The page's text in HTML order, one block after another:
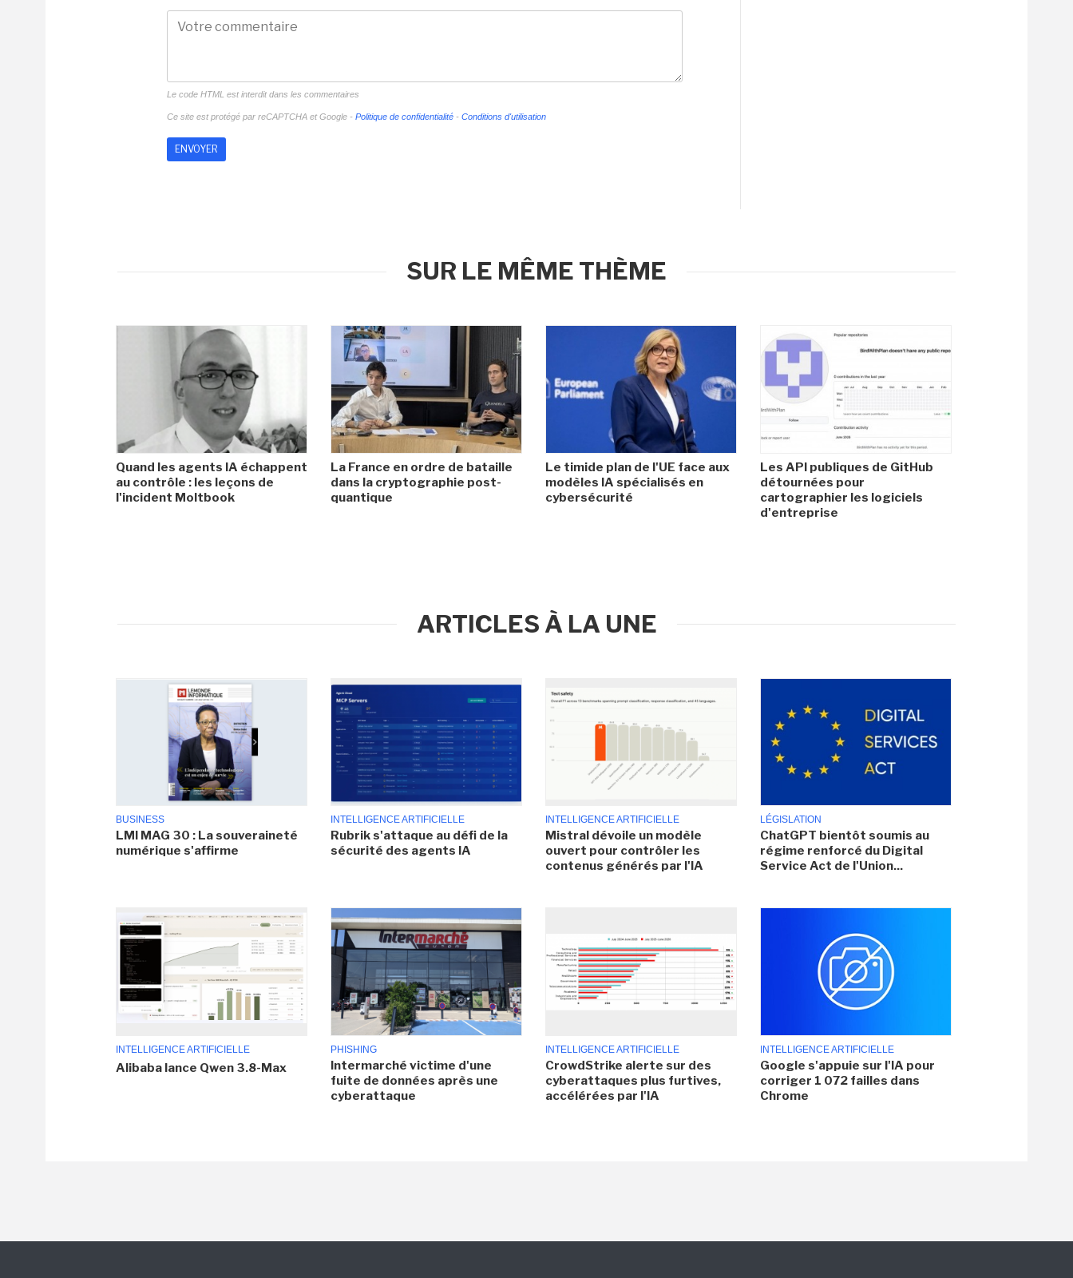
Le code HTML est interdit dans les commentaires
Ce site est protégé par reCAPTCHA et Google - Politique de confidentialité - Conditions d'utilisation
SUR LE MÊME THÈME
Quand les agents IA échappent
au contrôle : les leçons de
l'incident Moltbook
La France en ordre de bataille
dans la cryptographie post-
quantique
Le timide plan de l'UE face aux
modèles IA spécialisés en
cybersécurité
Les API publiques de GitHub
détournées pour
cartographier les logiciels
d'entreprise
ARTICLES À LA UNE
BUSINESS
LMI MAG 30 : La souveraineté
numérique s'affirme
INTELLIGENCE ARTIFICIELLE
Rubrik s'attaque au défi de la
sécurité des agents IA
INTELLIGENCE ARTIFICIELLE
Mistral dévoile un modèle
ouvert pour contrôler les
contenus générés par l'IA
LÉGISLATION
ChatGPT bientôt soumis au
régime renforcé du Digital
Service Act de l'Union...
INTELLIGENCE ARTIFICIELLE
Alibaba lance Qwen 3.8-Max
PHISHING
Intermarché victime d'une
fuite de données après une
cyberattaque
INTELLIGENCE ARTIFICIELLE
CrowdStrike alerte sur des
cyberattaques plus furtives,
accélérées par l'IA
INTELLIGENCE ARTIFICIELLE
Google s'appuie sur l'IA pour
corriger 1 072 failles dans
Chrome